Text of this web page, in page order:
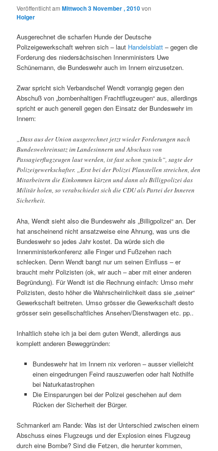
Veröffentlicht amMittwoch 3 November , 2010von
Holger
Ausgerechnet die scharfen Hunde der Deutsche
Polizeigewerkschaft wehren sich – laut Handelsblatt – gegen die
Forderung des niedersächsischen Innenministers Uwe
Schünemann, die Bundeswehr auch im Innern einzusetzen.
Zwar spricht sich Verbandschef Wendt vorrangig gegen den
Abschuß von „bombenhaltigen Frachtflugzeugen“ aus, allerdings
spricht er auch generell gegen den Einsatz der Bundeswehr im
Innern:
„Dass aus der Union ausgerechnet jetzt wieder Forderungen nach
Bundeswehreinsatz im Landesinnern und Abschuss von
Passagierflugzeugen laut werden, ist fast schon zynisch“, sagte der
Polizeigewerkschafter. „Erst bei der Polizei Planstellen streichen, den
Mitarbeitern die Einkommen kürzen und dann als Billigpolizei das
Militär holen, so verabschiedet sich die CDU als Partei der Inneren
Sicherheit.
Aha, Wendt sieht also die Bundeswehr als „Billigpolizei“ an. Der
hat anscheinend nicht ansatzweise eine Ahnung, was uns die
Bundeswehr so jedes Jahr kostet. Da würde sich die
Innenministerkonferenz alle Finger und Fußzehen nach
schlecken. Denn Wendt bangt nur um seinen Einfluss – er
braucht mehr Polizisten (ok, wir auch – aber mit einer anderen
Begründung). Für Wendt ist die Rechnung einfach: Umso mehr
Polizisten, desto höher die Wahrscheinlichkeit dass sie „seiner“
Gewerkschaft beitreten. Umso grösser die Gewerkschaft desto
grösser sein gesellschaftliches Ansehen/Dienstwagen etc. pp..
Inhaltlich stehe ich ja bei dem guten Wendt, allerdings aus
komplett anderen Beweggründen:
Bundeswehr hat im Innern nix verloren – ausser vielleicht
einen eingedrungen Feind rauszuwerfen oder halt Nothilfe
bei Naturkatastrophen
Die Einsparungen bei der Polizei geschehen auf dem
Rücken der Sicherheit der Bürger.
Schmankerl am Rande: Was ist der Unterschied zwischen einem
Abschuss eines Flugzeugs und der Explosion eines Flugzeug
durch eine Bombe? Sind die Fetzen, die herunter kommen,